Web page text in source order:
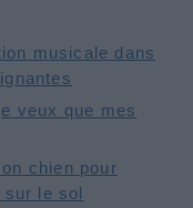
musicale dans
veux que mes
chien pour
sur le sol